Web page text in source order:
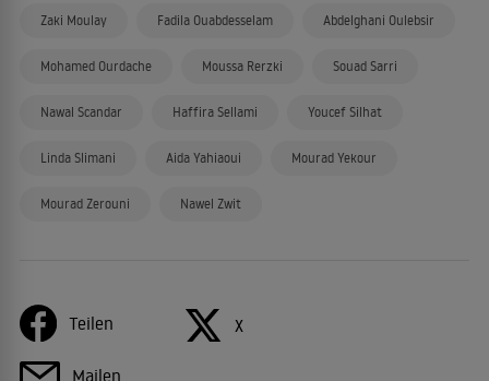
Zaki Moulay Fadila Ouabdesselam Abdelghani Oulebsir
Mohamed Ourdache Moussa Rerzki Souad Sarri
Nawal Scandar Haffira Sellami Youcef Silhat
Linda Slimani Aida Yahiaoui Mourad Yekour
Mourad Zerouni Nawel Zwit
Teilen X
Mailen